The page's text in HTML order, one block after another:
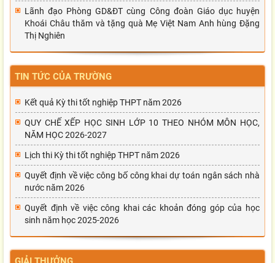
Lãnh đạo Phòng GD&ĐT cùng Công đoàn Giáo dục huyện
Khoái Châu thăm và tặng quà Mẹ Việt Nam Anh hùng Đặng
Thị Nghiên
TIN TỨC CỦA TRƯỜNG
Kết quả Kỳ thi tốt nghiệp THPT năm 2026
QUY CHẾ XẾP HỌC SINH LỚP 10 THEO NHÓM MÔN HỌC,
NĂM HỌC 2026-2027
Lịch thi Kỳ thi tốt nghiệp THPT năm 2026
Quyết định về việc công bố công khai dự toán ngân sách nhà
nước năm 2026
Quyết định về việc công khai các khoản đóng góp của học
sinh năm học 2025-2026